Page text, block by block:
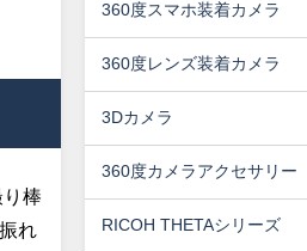
棒
れ
360度スマホ装着カメラ
360度レンズ装着カメラ
3Dカメラ
360度カメラアクセサリー
RICOH THETAシリーズ